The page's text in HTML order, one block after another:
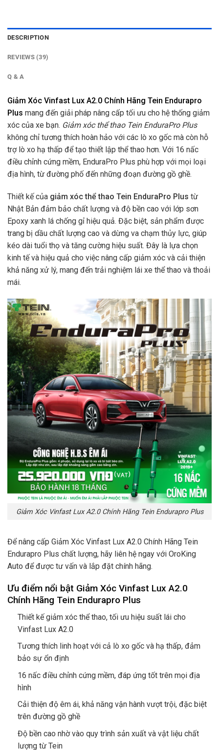
DESCRIPTION
REVIEWS (39)
Q & A
Giảm Xóc Vinfast Lux A2.0 Chính Hãng Tein Endurapro
Plus mang đến giải pháp nâng cấp tối ưu cho hệ thống giảm
xóc của xe bạn. Giảm xóc thể thao Tein EnduraPro Plus
không chỉ tương thích hoàn hảo với các lò xo gốc mà còn hỗ
trợ lò xo hạ thấp để tạo thiết lập thể thao hơn. Với 16 nấc
điều chỉnh cứng mềm, EnduraPro Plus phù hợp với mọi loại
địa hình, từ đường phố đến những đoạn đường gồ ghề.
Thiết kế của giảm xóc thể thao Tein EnduraPro Plus từ
Nhật Bản đảm bảo chất lượng và độ bền cao với lớp sơn
Epoxy xanh lá chống gỉ hiệu quả. Đặc biệt, sản phẩm được
trang bị dầu chất lượng cao và dừng va chạm thủy lực, giúp
kéo dài tuổi thọ và tăng cường hiệu suất. Đây là lựa chọn
kinh tế và hiệu quả cho việc nâng cấp giảm xóc và cải thiện
khả năng xử lý, mang đến trải nghiệm lái xe thể thao và thoải
mái.
Giảm Xóc Vinfast Lux A2.0 Chính Hãng Tein Endurapro Plus
Để nâng cấp Giảm Xóc Vinfast Lux A2.0 Chính Hãng Tein
Endurapro Plus chất lượng, hãy liên hệ ngay với OroKing
Auto để được tư vấn và lắp đặt chính hãng.
Ưu điểm nổi bật Giảm Xóc Vinfast Lux A2.0
Chính Hãng Tein Endurapro Plus
Thiết kế giảm xóc thể thao, tối ưu hiệu suất lái cho
Vinfast Lux A2.0
Tương thích linh hoạt với cả lò xo gốc và hạ thấp, đảm
bảo sự ổn định
16 nấc điều chỉnh cứng mềm, đáp ứng tốt trên mọi địa
hình
Cải thiện độ êm ái, khả năng vận hành vượt trội, đặc biệt
trên đường gồ ghề
Độ bền cao nhờ vào quy trình sản xuất và vật liệu chất
lượng từ Tein